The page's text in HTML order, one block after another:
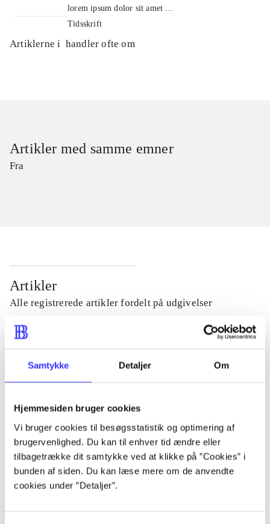
Samtykke Detaljer Om
Hjemmesiden bruger cookies
Vi bruger cookies til besøgsstatistik og optimering af
brugervenlighed. Du kan til enhver tid ændre eller
tilbagetrække dit samtykke ved at klikke på ”Cookies” i
bunden af siden. Du kan læse mere om de anvendte
cookies under ”Detaljer”.
lorem ipsum dolor sit amet ...
Tidsskrift
Artiklerne i handler ofte om
Artikler med samme emner
Fra
Artikler
Alle registrerede artikler fordelt på udgivelser
...
...